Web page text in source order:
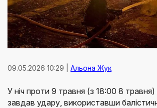
09.05.2026 10:29 | Альона Жук
У ніч проти 9 травня (з 18:00 8
завдав удару, використавши